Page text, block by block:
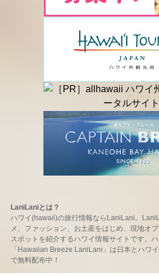
LaniLaniとは？
ハワイ(hawaii)の旅行情報ならLaniLani。
メ、ファッション、お土産をはじめ、現地オ
スポットを紹介するハワイ情報サイトです。
「Hawaiian Breeze LaniLani」は日本とハワ
で無料配布中！